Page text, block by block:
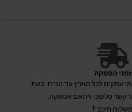
זמני הספקה
אספקה בין 6-19 ימי עסקים לכל הארץ עד הבית. בעת
קשר טלפוני ויתאם אספקה.
משלוח חינם !!